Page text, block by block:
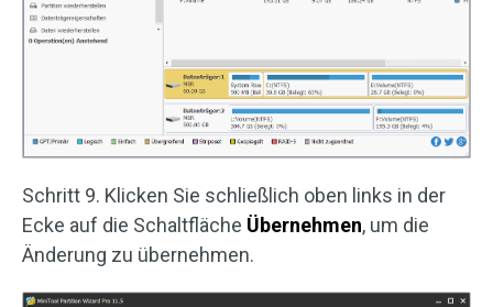
Schritt 9. Klicken Sie schließlich oben links in der
Ecke auf die Schaltfläche Übernehmen, um die
Änderung zu übernehmen.